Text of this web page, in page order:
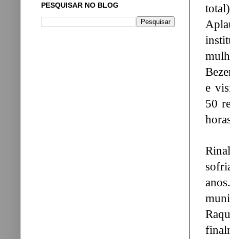
e
50
PESQUISAR NO BLOG